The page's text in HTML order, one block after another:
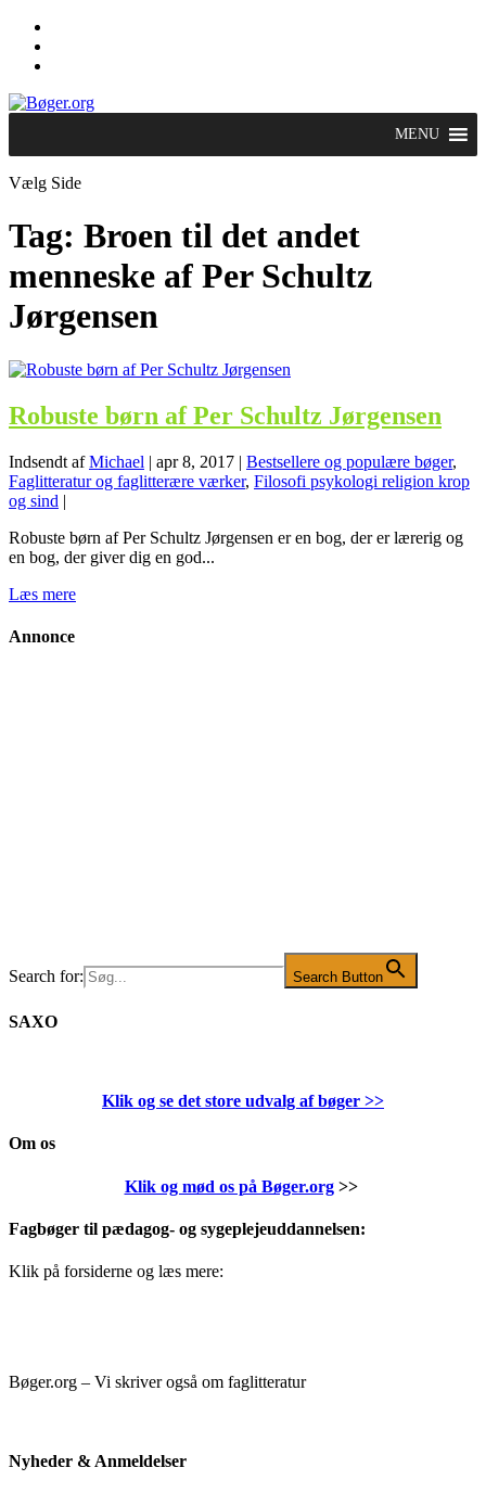
MENU
Vælg Side
Tag: Broen til det andet
menneske af Per Schultz
Jørgensen
Robuste børn af Per Schultz Jørgensen
Indsendt afMichael | apr 8, 2017 | Bestsellere og populære bøger,
Faglitteratur og faglitterære værker, Filosofi psykologi religion krop
og sind |
Robuste børn af Per Schultz Jørgensen er en bog, der er lærerig og
en bog, der giver dig en god...
Læs mere
Annonce
Search for: Search Button
SAXO
Klik og se det store udvalg af bøger >>
Om os
Klik og mød os på Bøger.org>>
Fagbøger til pædagog- og sygeplejeuddannelsen:
Klik på forsiderne og læs mere:
Bøger.org – Vi skriver også om faglitteratur
Nyheder & Anmeldelser